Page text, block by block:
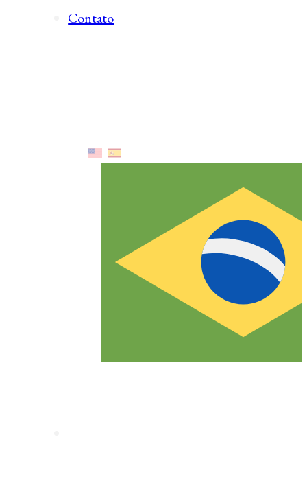
Contato